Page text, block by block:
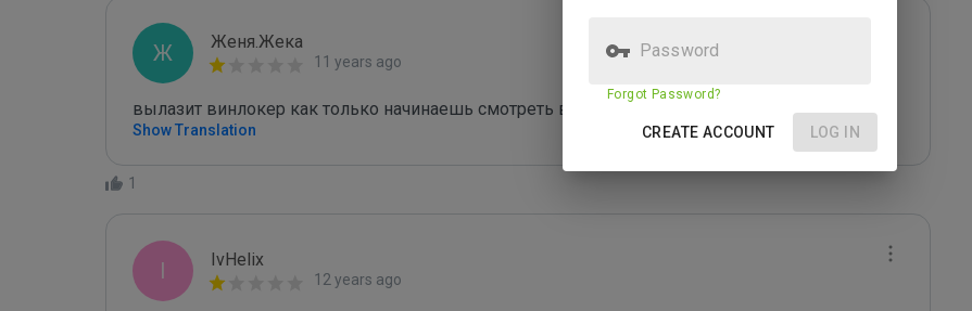
Ж Женя.Жека
11 years ago
Show Translation
1
I IvHelix
12 years ago
Password
Forgot Password?
CREATE ACCOUNT LOG IN